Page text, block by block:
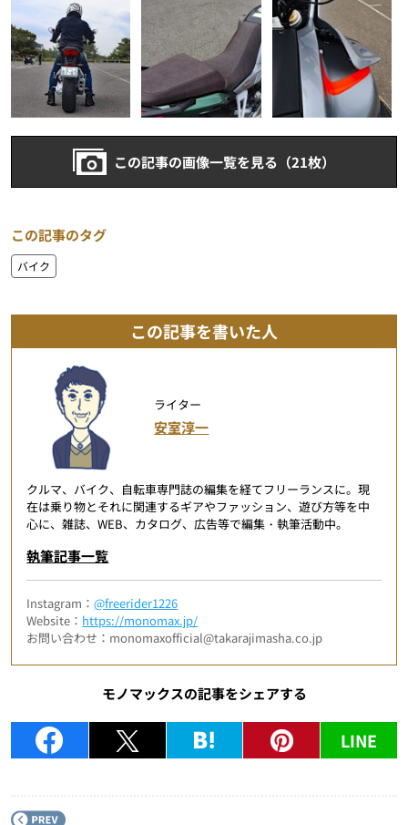
この記事の画像一覧を見る（21枚）
この記事のタグ
バイク
この記事を書いた人
ライター
安室淳一
クルマ、バイク、自転車専門誌の編集を経てフリーランスに。現
在は乗り物とそれに関連するギアやファッション、遊び方等を中
心に、雑誌、WEB、カタログ、広告等で編集・執筆活動中。
執筆記事一覧
Instagram：@freerider1226
Website： https://monomax.jp/
お問い合わせ：monomaxofficial@takarajimasha.co.jp
モノマックスの記事をシェアする
LINE